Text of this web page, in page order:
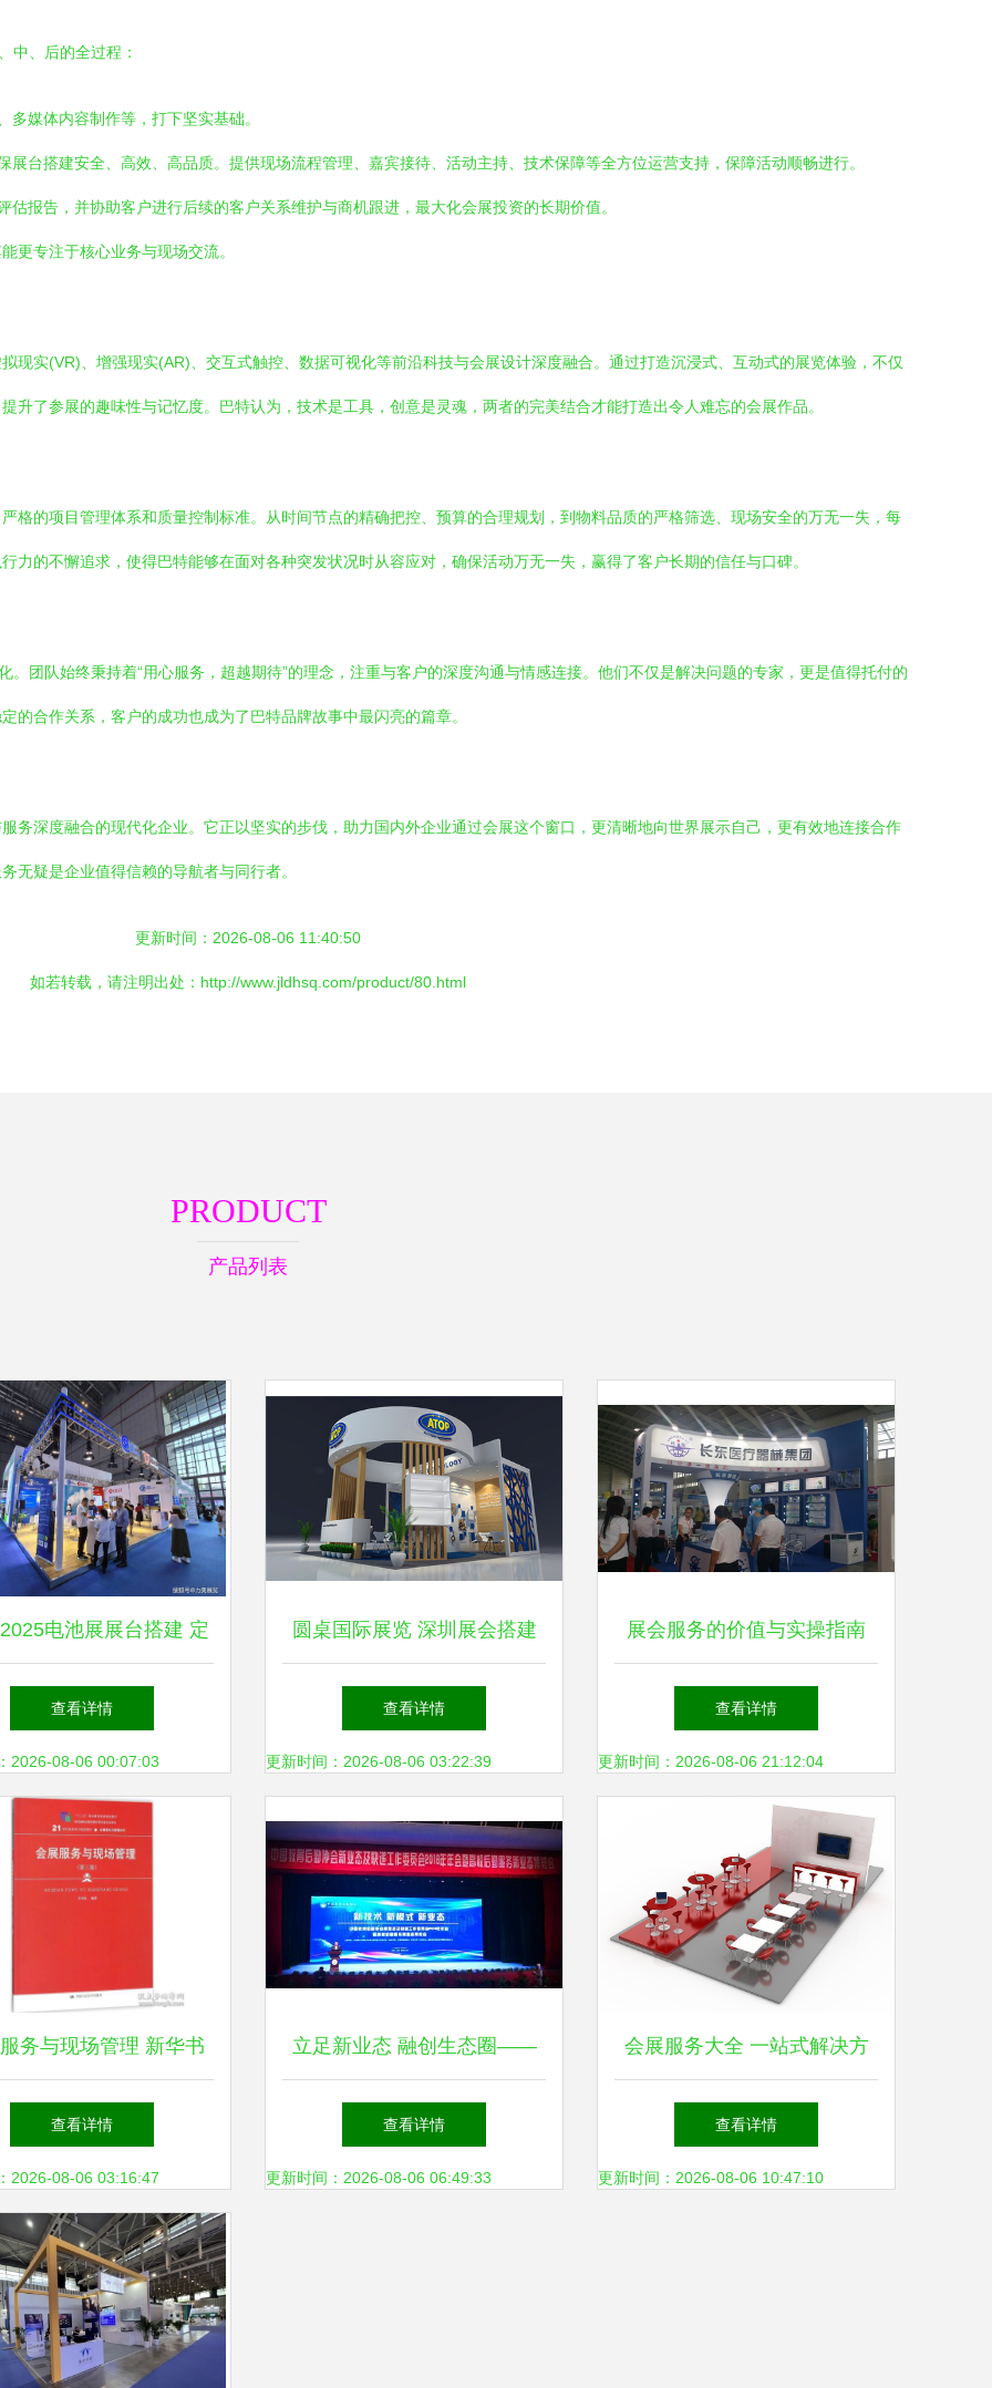
中、后的全过程：
媒体内容制作等，打下坚实基础。
台搭建安全、高效、高品质。提供现场流程管理、嘉宾接待、活动主持、技术保障等全方位运营支持，保障活动顺畅进行。
报告，并协助客户进行后续的客户关系维护与商机跟进，最大化会展投资的长期价值。
更专注于核心业务与现场交流。
现实(VR)、增强现实(AR)、交互式触控、数据可视化等前沿科技与会展设计深度融合。通过打造沉浸式、互动式的展览体验，不仅
升了参展的趣味性与记忆度。巴特认为，技术是工具，创意是灵魂，两者的完美结合才能打造出令人难忘的会展作品。
格的项目管理体系和质量控制标准。从时间节点的精确把控、预算的合理规划，到物料品质的严格筛选、现场安全的万无一失，每
力的不懈追求，使得巴特能够在面对各种突发状况时从容应对，确保活动万无一失，赢得了客户长期的信任与口碑。
。团队始终秉持着“用心服务，超越期待”的理念，注重与客户的深度沟通与情感连接。他们不仅是解决问题的专家，更是值得托付的
的合作关系，客户的成功也成为了巴特品牌故事中最闪亮的篇章。
务深度融合的现代化企业。它正以坚实的步伐，助力国内外企业通过会展这个窗口，更清晰地向世界展示自己，更有效地连接合作
无疑是企业值得信赖的导航者与同行者。
更新时间：2026-08-06 11:40:50
如若转载，请注明出处：http://www.jldhsq.com/product/80.html
PRODUCT
产品列表
电池展展台搭建 定
务，满足您的独特需求
查看详情
2026-08-06 00:07:03
圆桌国际展览 深圳展会搭建
与专业会展服务的领军者
查看详情
更新时间：2026-08-06 03:22:39
展会服务的价值与实操指南
查看详情
更新时间：2026-08-06 21:12:04
务与现场管理 新华书
的全流程专业实践
查看详情
2026-08-06 03:16:47
立足新业态 融创生态圈——
中国教育后勤协会新业态及快
递工作委员会2018年年会暨高
查看详情
更新时间：2026-08-06 06:49:33
会展服务大全 一站式解决方
案与高质量下载资源
查看详情
更新时间：2026-08-06 10:47:10